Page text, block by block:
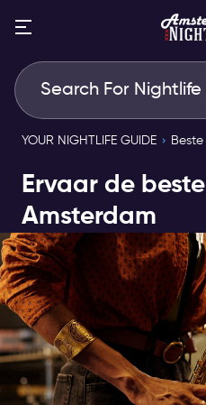
YOUR NIGHTLIFE GUIDE
Ervaar de
Amsterdam